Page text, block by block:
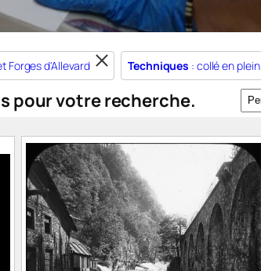
Forges d'Allevard Techniques : collé en plein
pour votre recherche.